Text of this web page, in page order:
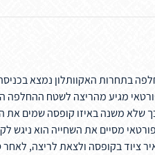
בתחרות האקוותלון נמצא בכניסה
מגיע מהריצה לשטח ההחלפה
כך שלא משנה באיזו קופסה שמים את
מסיים את השחייה הוא ניגש
ציוד בקופסה ולצאת לריצה,